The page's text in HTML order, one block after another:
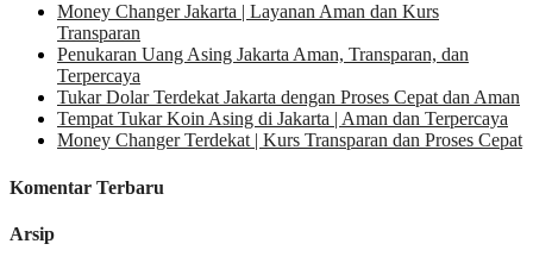
Money Changer Jakarta | Layanan Aman dan Kurs
Transparan
Penukaran Uang Asing Jakarta Aman, Transparan, dan
Terpercaya
Tukar Dolar Terdekat Jakarta dengan Proses Cepat dan Aman
Tempat Tukar Koin Asing di Jakarta | Aman dan Terpercaya
Money Changer Terdekat | Kurs Transparan dan Proses Cepat
Komentar Terbaru
Arsip